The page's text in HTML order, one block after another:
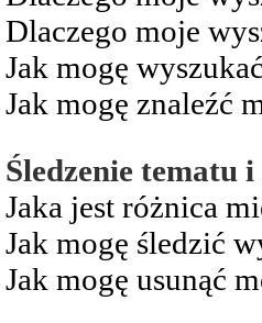
Dlaczego moje
Jak mogę
Jak mogę znaleźć
Śledzenie tematu
Jaka jest różnica
Jak mogę śledzić
Jak mogę usunąć